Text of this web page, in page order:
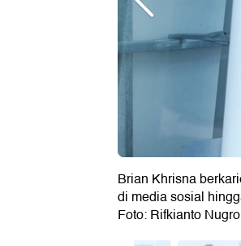
Brian Khrisna
di media sosial
Foto: Rifkianto